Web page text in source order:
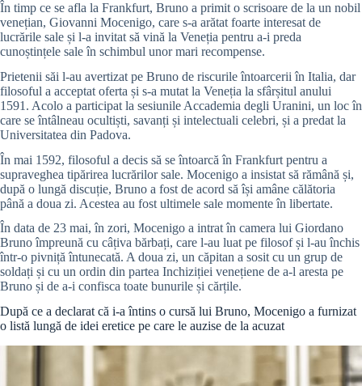
În timp ce se afla la Frankfurt, Bruno a primit o scrisoare de la un nobil
venețian, Giovanni Mocenigo, care s-a arătat foarte interesat de
lucrările sale și l-a invitat să vină la Veneția pentru a-i preda
cunoștințele sale în schimbul unor mari recompense.
Prietenii săi l-au avertizat pe Bruno de riscurile întoarcerii în Italia, dar
filosoful a acceptat oferta și s-a mutat la Veneția la sfârșitul anului
1591. Acolo a participat la sesiunile Accademia degli Uranini, un loc în
care se întâlneau ocultiști, savanți și intelectuali celebri, și a predat la
Universitatea din Padova.
În mai 1592, filosoful a decis să se întoarcă în Frankfurt pentru a
supraveghea tipărirea lucrărilor sale. Mocenigo a insistat să rămână și,
după o lungă discuție, Bruno a fost de acord să își amâne călătoria
până a doua zi. Acestea au fost ultimele sale momente în libertate.
În data de 23 mai, în zori, Mocenigo a intrat în camera lui Giordano
Bruno împreună cu câțiva bărbați, care l-au luat pe filosof și l-au închis
într-o pivniță întunecată. A doua zi, un căpitan a sosit cu un grup de
soldați și cu un ordin din partea Inchiziției venețiene de a-l aresta pe
Bruno și de a-i confisca toate bunurile și cărțile.
După ce a declarat că i-a întins o cursă lui Bruno, Mocenigo a furnizat
o listă lungă de idei eretice pe care le auzise de la acuzat